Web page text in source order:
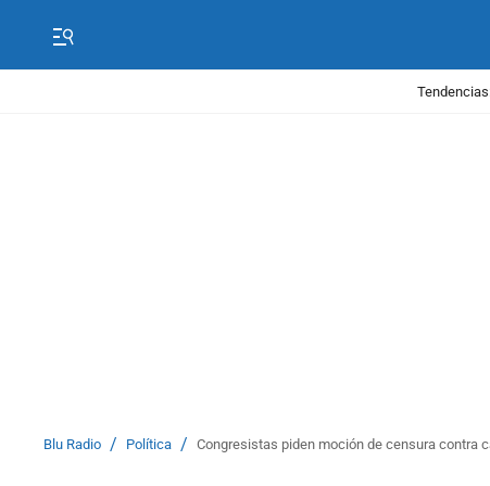
Blu Radio / Política / Congresistas piden moción de censura contra